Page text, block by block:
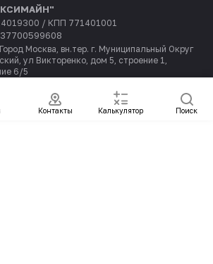
Контакты Калькулятор Поиск
/ КПП 771401001
Москва, вн.тер. г. Муниципальный Округ
ул Викторенко, дом 5, строение 1,
6/5